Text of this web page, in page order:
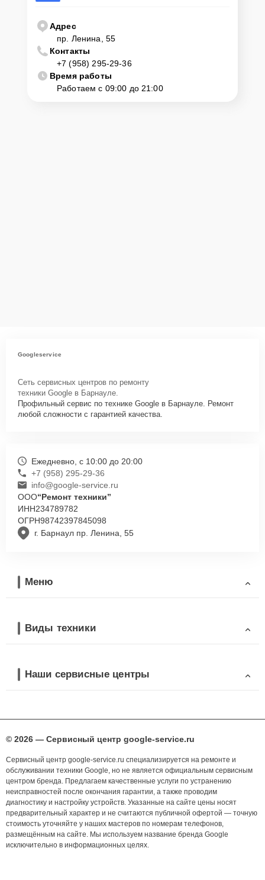
Адрес
пр. Ленина, 55
Контакты
+7 (958) 295-29-36
Время работы
Работаем с 09:00 до 21:00
Googleservice
Сеть сервисных центров по ремонту
техники Google в Барнауле.
Профильный сервис по технике Google в Барнауле. Ремонт
любой сложности с гарантией качества.
г. Барнаул пр. Ленина, 55
Ежедневно, с 10:00 до 20:00
+7 (958) 295-29-36
info@google-service.ru
ООО“Ремонт техники”
ИНН234789782
ОГРН98742397845098
Меню
Виды техники
Наши сервисные центры
© 2026 — Сервисный центр google-service.ru
Сервисный центр google-service.ru специализируется на ремонте и
обслуживании техники Google, но не является официальным сервисным
центром бренда. Предлагаем качественные услуги по устранению
неисправностей после окончания гарантии, а также проводим
диагностику и настройку устройств. Указанные на сайте цены носят
предварительный характер и не считаются публичной офертой — точную
стоимость уточняйте у наших мастеров по номерам телефонов,
размещённым на сайте. Мы используем название бренда Google
исключительно в информационных целях.